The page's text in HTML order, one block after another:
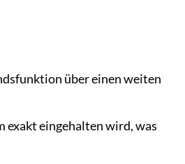
über einen weiten
exakt eingehalten wird, was